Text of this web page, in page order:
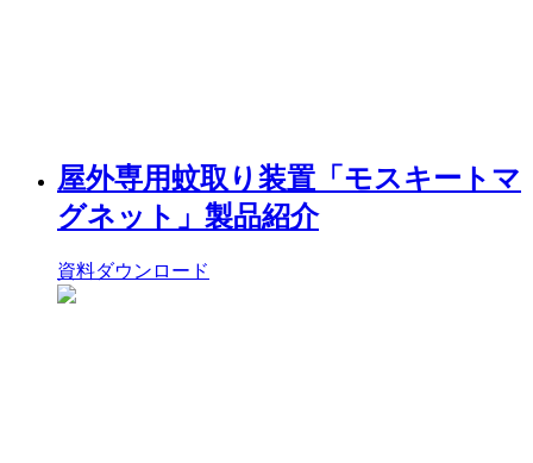
屋外専用蚊取り装置「モスキートマ
グネット」製品紹介
資料ダウンロード